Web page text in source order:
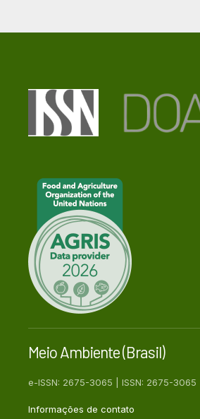
Meio Ambiente (Brasil)
e-ISSN: 2675-3065 | ISSN: 2675-3065
Informações de contato